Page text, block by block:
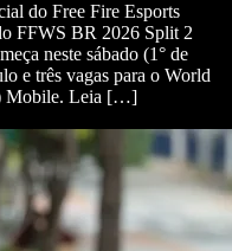
do Free Fire Esports
FFWS BR 2026 Split 2
neste sábado (1° de
e três vagas para o World
Mobile. Leia […]